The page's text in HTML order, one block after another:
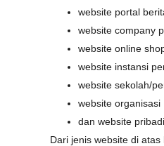
website portal
website company
website online
website instansi
website sekolah/
website organisasi
dan website pribadi
Dari jenis website di